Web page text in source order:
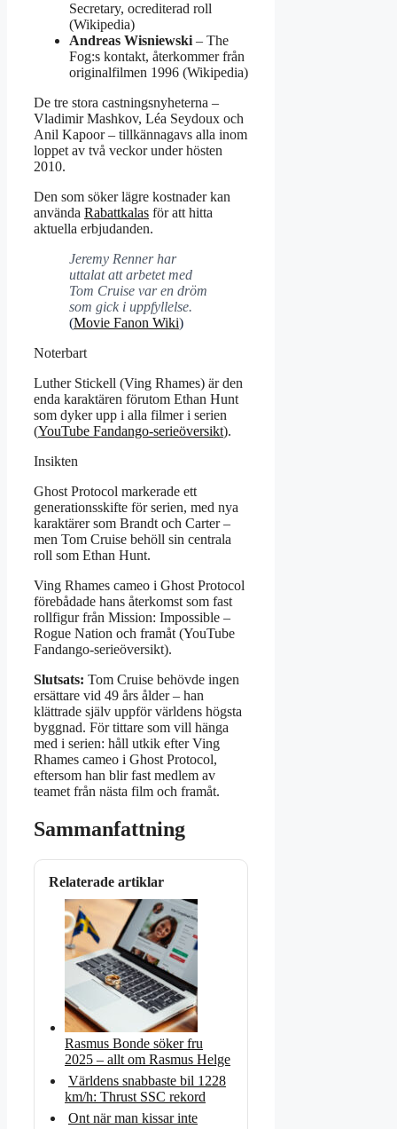
Secretary, ocrediterad roll
(Wikipedia)
Andreas Wisniewski – The
Fog:s kontakt, återkommer från
originalfilmen 1996 (Wikipedia)
De tre stora castningsnyheterna –
Vladimir Mashkov, Léa Seydoux och
Anil Kapoor – tillkännagavs alla inom
loppet av två veckor under hösten
2010.
Den som söker lägre kostnader kan
använda Rabattkalas för att hitta
aktuella erbjudanden.
Jeremy Renner har
uttalat att arbetet med
Tom Cruise var en dröm
som gick i uppfyllelse.
(Movie Fanon Wiki)
Noterbart
Luther Stickell (Ving Rhames) är den
enda karaktären förutom Ethan Hunt
som dyker upp i alla filmer i serien
(YouTube Fandango-serieöversikt).
Insikten
Ghost Protocol markerade ett
generationsskifte för serien, med nya
karaktärer som Brandt och Carter –
men Tom Cruise behöll sin centrala
roll som Ethan Hunt.
Ving Rhames cameo i Ghost Protocol
förebådade hans återkomst som fast
rollfigur från Mission: Impossible –
Rogue Nation och framåt (YouTube
Fandango-serieöversikt).
Slutsats: Tom Cruise behövde ingen
ersättare vid 49 års ålder – han
klättrade själv uppför världens högsta
byggnad. För tittare som vill hänga
med i serien: håll utkik efter Ving
Rhames cameo i Ghost Protocol,
eftersom han blir fast medlem av
teamet från nästa film och framåt.
Sammanfattning
Relaterade artiklar
Rasmus Bonde söker fru
2025 – allt om Rasmus Helge
Världens snabbaste bil 1228
km/h: Thrust SSC rekord
Ont när man kissar inte